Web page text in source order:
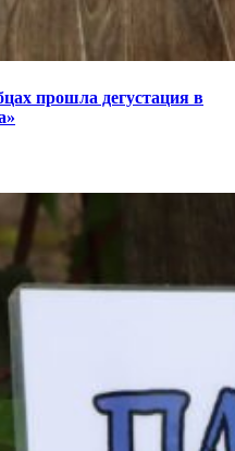
прошла дегустация в